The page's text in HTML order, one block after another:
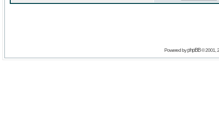
Powered byphpBB© 2001,